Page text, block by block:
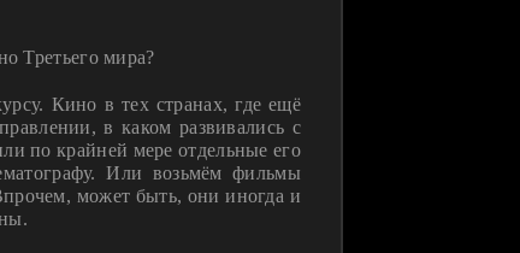
Третьего мира?
Кино в тех странах, где ещё
в каком развивались с
по крайней мере отдельные его
Или возьмём фильмы
может быть, они иногда и